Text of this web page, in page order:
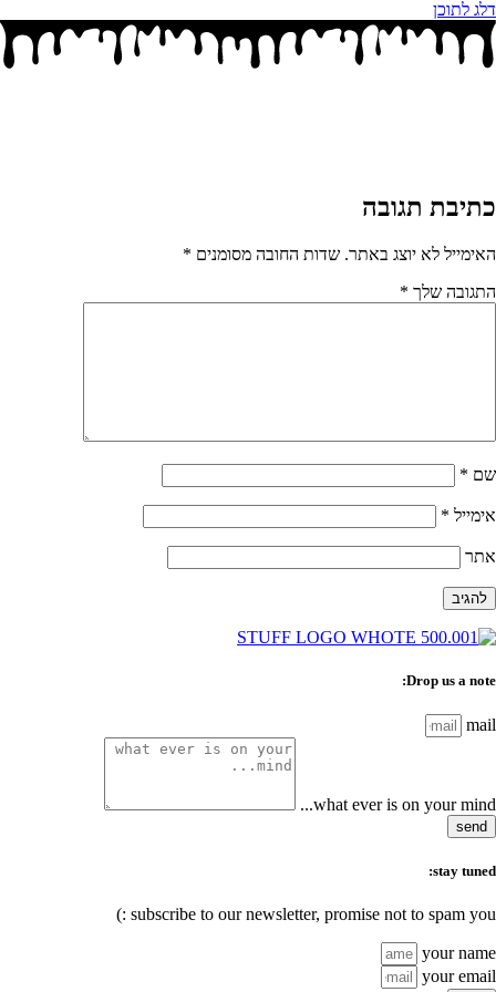
דלג לתוכן
כתיבת תגובה
האימייל לא יוצג באתר. שדות החובה מסומנים *
התגובה שלך *
שם *
אימייל *
אתר
Drop us a note:
mail
what ever is on your mind...
send
stay tuned:
subscribe to our newsletter, promise not to spam you :)
your name
your email